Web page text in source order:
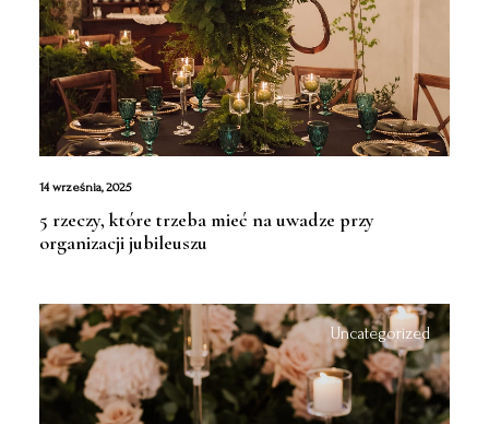
14 września, 2025
5 rzeczy, które trzeba mieć na uwadze przy
organizacji jubileuszu
Uncategorized